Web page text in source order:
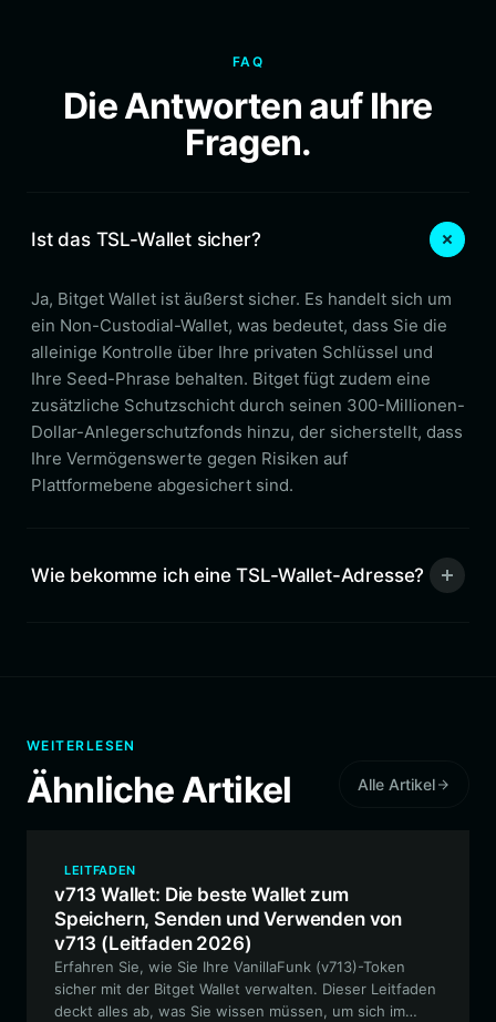
FAQ
Die Antworten auf Ihre
Fragen.
Ist das TSL-Wallet sicher?
Ja, Bitget Wallet ist äußerst sicher. Es handelt sich um
ein Non-Custodial-Wallet, was bedeutet, dass Sie die
alleinige Kontrolle über Ihre privaten Schlüssel und
Ihre Seed-Phrase behalten. Bitget fügt zudem eine
zusätzliche Schutzschicht durch seinen 300-Millionen-
Dollar-Anlegerschutzfonds hinzu, der sicherstellt, dass
Ihre Vermögenswerte gegen Risiken auf
Plattformebene abgesichert sind.
Wie bekomme ich eine TSL-Wallet-Adresse?
WEITERLESEN
Ähnliche Artikel Alle Artikel
LEITFADEN
v713 Wallet: Die beste Wallet zum
Speichern, Senden und Verwenden von
v713 (Leitfaden 2026)
Erfahren Sie, wie Sie Ihre VanillaFunk (v713)-Token
sicher mit der Bitget Wallet verwalten. Dieser Leitfaden
deckt alles ab, was Sie wissen müssen, um sich im